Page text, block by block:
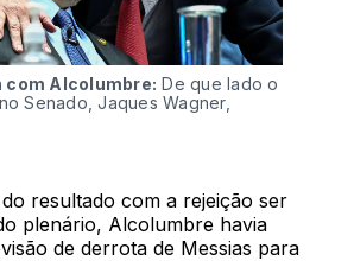
com Alcolumbre: De que lado o
Senado, Jaques Wagner,
resultado com a rejeição ser
plenário, Alcolumbre havia
de derrota de Messias para